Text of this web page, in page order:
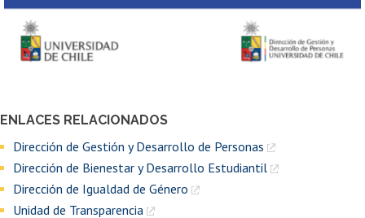
ENLACES RELACIONADOS
Dirección de Gestión y Desarrollo de Personas
Dirección de Bienestar y Desarrollo Estudiantil
Dirección de Igualdad de Género
Unidad de Transparencia